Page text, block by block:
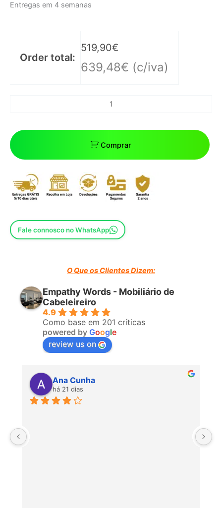
Entregas em 4 semanas
Order total:
519,90€
639,48€ (c/iva)
Comprar
Fale connosco no WhatsApp
O Que os Clientes Dizem:
Empathy Words - Mobiliário de
Cabeleireiro
4.9
Como base em 201 críticas
powered by Google
review us on
Ana Cunha
há 21 dias